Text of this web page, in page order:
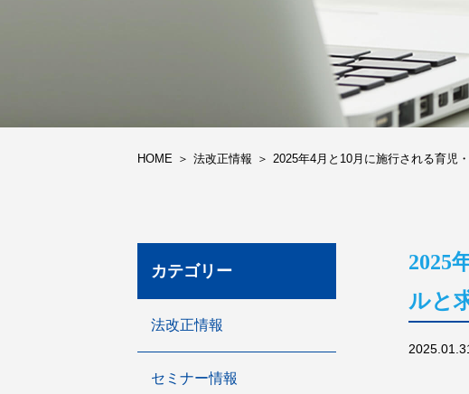
HOME 法改正情報 2025年4月と10月に施行される育児
2025
ルと
カテゴリー
法改正情報
セミナー情報